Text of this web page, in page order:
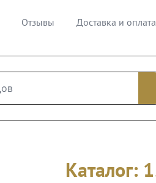
Отзывы Доставка и оплата
Каталог: